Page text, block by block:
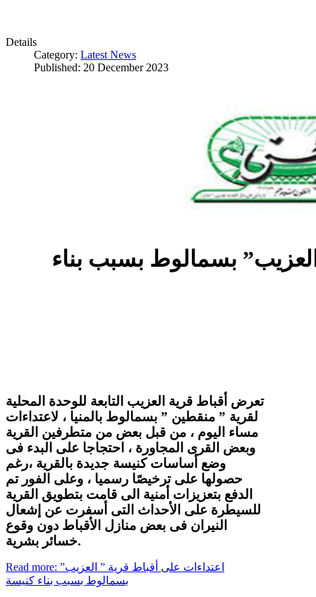
Details
Category: Latest News
Published: 20 December 2023
بسمالوط بسبب بناء
تعرض أقباط قرية العزيب التابعة للوحدة المحلية
لقرية ” منقطين ” بسمالوط بالمنيا ، لاعتداءات
مساء اليوم ، من قبل بعض من متطرفين القرية
وبعض القرى المجاورة ، احتجاجا على البدء فى
وضع أساسات كنيسة جديدة بالقرية ،رغم
حصولها على ترخيصًا رسميا ، وعلى الفور تم
الدفع بتعزيزات أمنية الى قامت بتطويق القرية
للسيطرة على الأحداث التى أسفرت عن إشعال
النيران فى بعض منازل الأقباط دون وقوع
خسائر بشرية.
Read more: اعتداءات على أقباط قرية ” العزيب”
بسمالوط بسبب بناء كنيسة